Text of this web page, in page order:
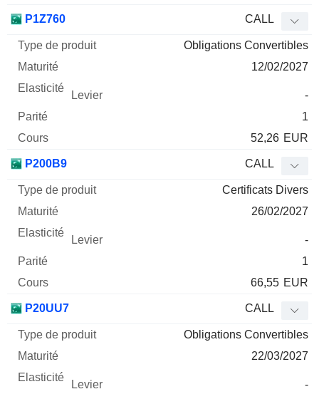
P1Z760 CALL
Obligations Convertibles
12/02/2027
-
1
52,26 EUR
P200B9 CALL
Certificats Divers
26/02/2027
-
1
66,55 EUR
P20UU7 CALL
Obligations Convertibles
22/03/2027
-